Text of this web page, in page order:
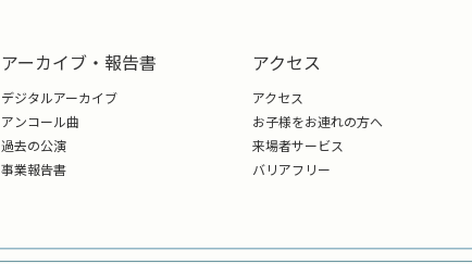
アーカイブ・報告書
デジタルアーカイブ
アンコール曲
過去の公演
事業報告書
アクセス
アクセス
お子様をお連れの方へ
来場者サービス
バリアフリー